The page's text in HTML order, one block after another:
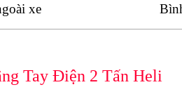
xe
Tay Điện 2 Tấn Heli